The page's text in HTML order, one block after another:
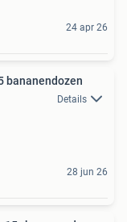
24 apr 26
bananendozen
Details
28 jun 26